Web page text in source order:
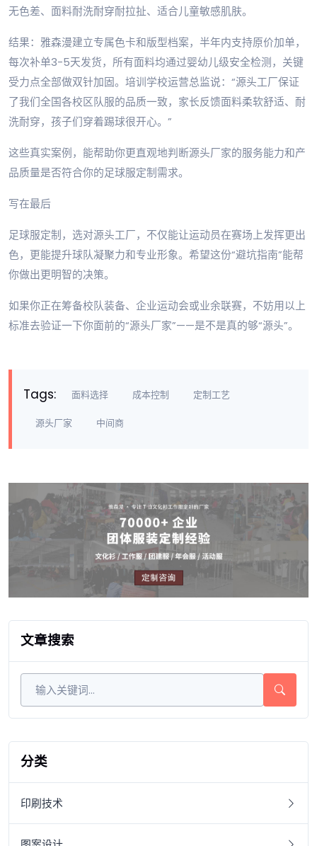
无色差、面料耐洗耐穿耐拉扯、适合儿童敏感肌肤。
结果：雅森漫建立专属色卡和版型档案，半年内支持原价加单，
每次补单3-5天发货，所有面料均通过婴幼儿级安全检测，关键
受力点全部做双针加固。培训学校运营总监说：“源头工厂保证
了我们全国各校区队服的品质一致，家长反馈面料柔软舒适、耐
洗耐穿，孩子们穿着踢球很开心。”
这些真实案例，能帮助你更直观地判断源头厂家的服务能力和产
品质量是否符合你的足球服定制需求。
写在最后
足球服定制，选对源头工厂，不仅能让运动员在赛场上发挥更出
色，更能提升球队凝聚力和专业形象。希望这份“避坑指南”能帮
你做出更明智的决策。
如果你正在筹备校队装备、企业运动会或业余联赛，不妨用以上
标准去验证一下你面前的“源头厂家”——是不是真的够“源头”。
Tags: 面料选择 成本控制 定制工艺
源头厂家 中间商
文章搜索
分类
印刷技术